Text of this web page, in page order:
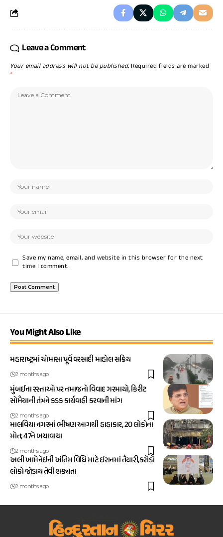
Leave a Comment
Your email address will not be published. Required fields are marked
*
Save my name, email, and website in this browser for the next
time I comment.
You Might Also Like
મહારાષ્ટ્રમાં ચોમાસા પૂર્વે વરસાદી માહોલ સક્રિય
2 months ago
મુંબઈના રસ્તાઓ પર નમાજનો વિવાદ ગરમાયો, કિરીટ
સોમૈયાની તંત્રને કડક કાર્યવાહી કરવાની માંગ
2 months ago
માલવિયા નગરમાં ભીષણ આગથી હાહાકાર, 20 લોકોના
મોત; 47ને બચાવાયા
2 months ago
અલી ખામેનેઈની અંતિમ વિધિ માટે ઈરાનમાં તૈયારી,કરોડો
લોકો જોડાય તેવી શક્યતા
2 months ago